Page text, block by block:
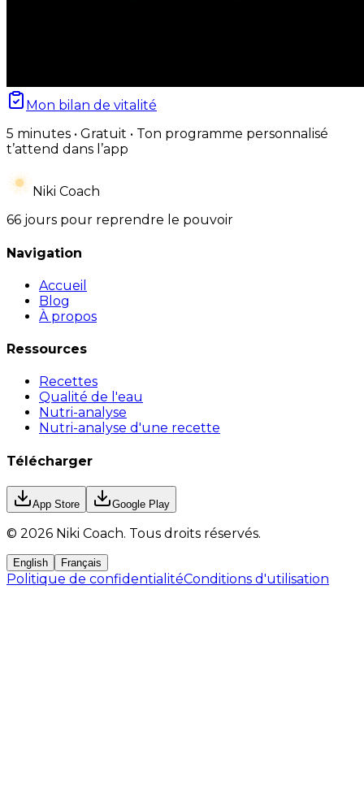
Mon bilan de vitalité
5 minutes • Gratuit • Ton programme personnalisé
t’attend dans l’app
Niki Coach
66 jours pour reprendre le pouvoir
Navigation
Accueil
Blog
À propos
Ressources
Recettes
Qualité de l'eau
Nutri-analyse
Nutri-analyse d'une recette
Télécharger
App Store Google Play
© 2026 Niki Coach. Tous droits réservés.
English Français
Politique de confidentialitéConditions d'utilisation